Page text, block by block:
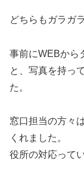
どちらもガラガ
事前にWEBから
と、写真を持っ
た。
窓口担当の方々
くれました。
役所の対応って